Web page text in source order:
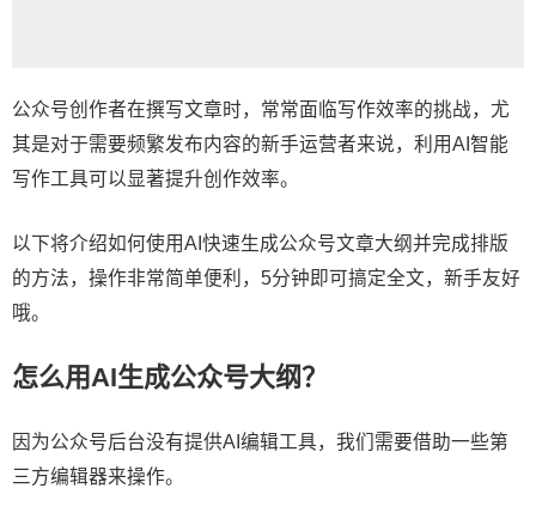
公众号创作者在撰写文章时，常常面临写作效率的挑战，尤
其是对于需要频繁发布内容的新手运营者来说，利用AI智能
写作工具可以显著提升创作效率。
以下将介绍如何使用AI快速生成公众号文章大纲并完成排版
的方法，操作非常简单便利，5分钟即可搞定全文，新手友好
哦。
怎么用AI生成公众号大纲？
因为公众号后台没有提供AI编辑工具，我们需要借助一些第
三方编辑器来操作。